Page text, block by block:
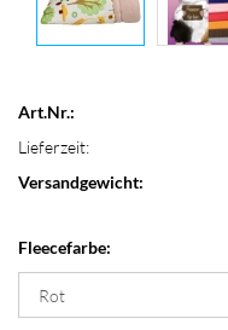
Art.Nr.:
Lieferzeit:
Versandgewicht:
Fleecefarbe: